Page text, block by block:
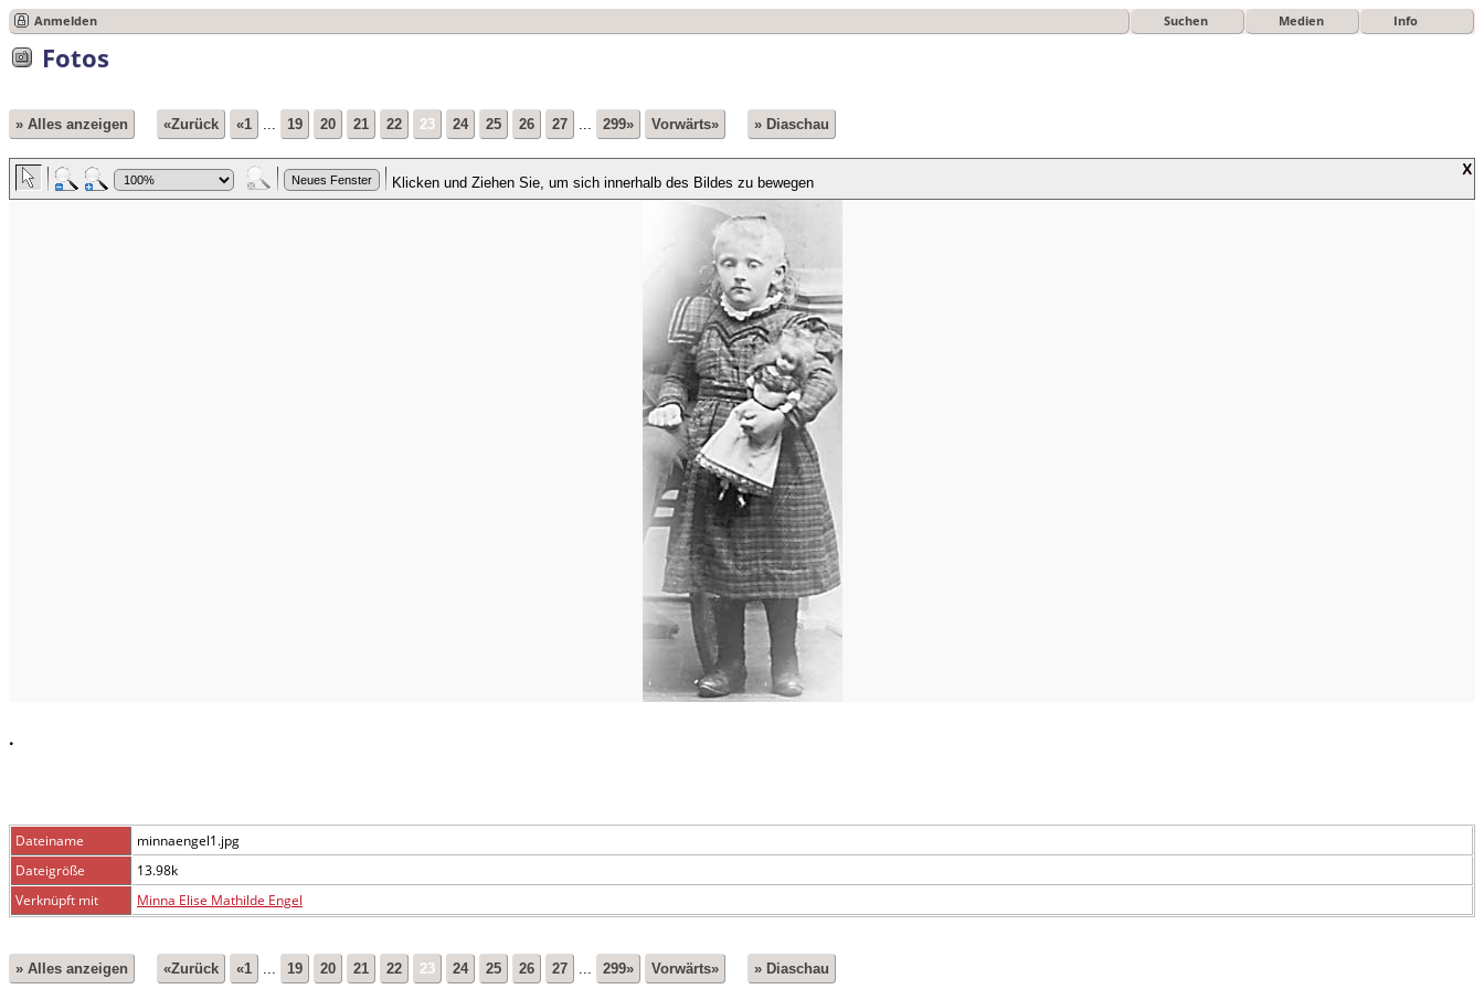
Anmelden Suchen Medien Info
Fotos
» Alles anzeigen «Zurück «1 ... 19 20 21 22 23 24 25 26 27 ... 299» Vorwärts» » Diaschau
.
Dateiname
minnaengel1.jpg
Dateigröße
13.98k
Verknüpft mit
Minna Elise Mathilde Engel
» Alles anzeigen «Zurück «1 19 20 21 22 23 24 25 26 27 299» Vorwärts» » Diaschau